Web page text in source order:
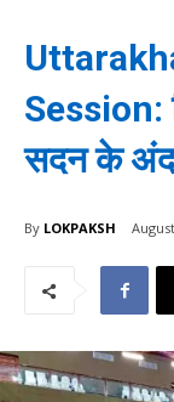
Session:
सदन के
By LOKPAKSH